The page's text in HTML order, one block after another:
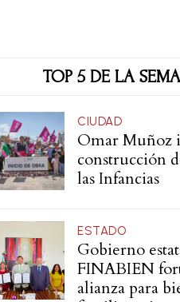
TOP 5 DE LA
CIUDAD
Omar Muñoz
construcción
las Infancias
ESTADO
Gobierno
FINABIEN
alianza para